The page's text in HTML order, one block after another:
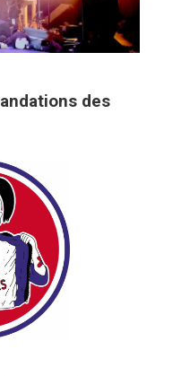
des